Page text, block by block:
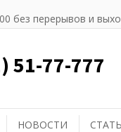
без перерывов и
51-77-777
НОВОСТИ